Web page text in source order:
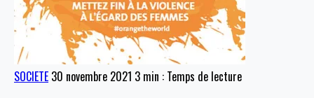
SOCIETE 30 novembre 2021 3 min : Temps de lecture